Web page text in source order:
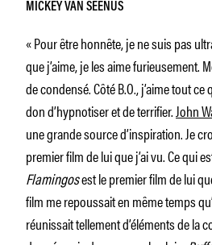
MICKEY VAN SEENUS
« Pour être honnête, je ne suis pas
que j’aime, je les aime furieusement.
de condensé. Côté B.O., j’aime tout ce
don d’hypnotiser et de terrifier.John
une grande source d’inspiration. Je
premier film de lui que j’ai vu. Ce qui
Flamingosest le premier film de lui
film me repoussait en même temps
réunissait tellement d’éléments de la